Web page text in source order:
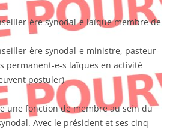
ère synodal-e laïque membre de
ère synodal-e ministre, pasteur-
permanent-e-s laïques en activité
postuler)
une fonction de membre au sein du
Avec le président et ses cinq